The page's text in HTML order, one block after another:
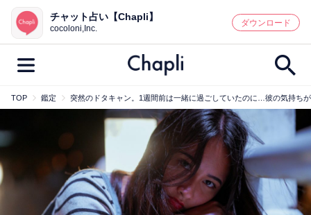
鑑定記事・占い師検索
最新記事一覧
人気記事一覧
カテゴリー別
鑑定 占い師 キャンペーン
チャット占い【Chapli】
cocoloni,Inc.
ダウンロード
TOP 鑑定 突然のドタキャン。1週間前は一緒に過ごしていたのに…彼の気持ち